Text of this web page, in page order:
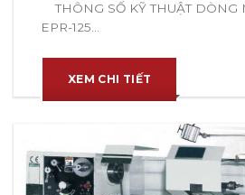
THÔNG SỐ KỸ THUẬT DÒNG
EPR-125...
XEM CHI TIẾT